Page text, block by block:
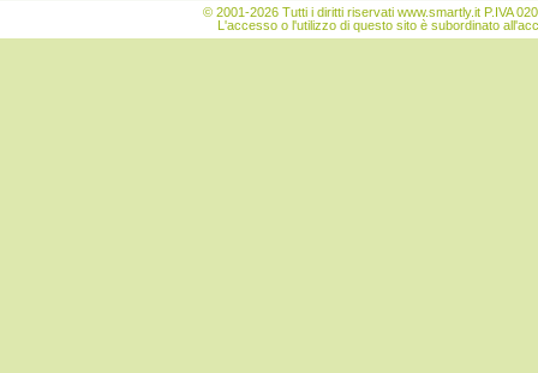
© 2001-2026 Tutti i diritti riservati www.smartly.it P.IVA
L'accesso o l'utilizzo di questo sito è subordinato